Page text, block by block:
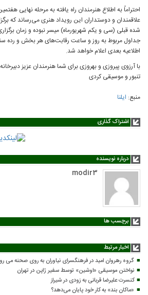
احتراماً به اطلاع هنرمندان راه یافته به مرحله نهایی
علاقمندان و دوستداران این رویداد هنری می‌رساند که
شده قبلی (سی و یکم شهریورماه) میسر نبوده و زمان
جداول مربوط به روز و ساعت رقابت‌های هر بخش و رده
اطلاعیه بعدی اعلام خواهد شد.
با آرزوی پیروزی و بهروزی برای شما هنرمندان عزیز
تنبور و موسیقی کردی
منبع: ایلنا
اشتراک گذاری
درباره نویسنده
modir3
برچسب ها
اخبار مرتبط
گروه رهروان امید در فرهنگسرای نیاوران به روی صحنه می
نواختن موسیقی «اوشین» توسط سفیر ژاپن در تهران
کنسرت علیرضا قربانی به زودی در شیراز
«ماکان بند» به کار خود پایان می‌دهد؟